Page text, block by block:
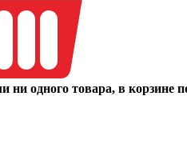
одного товара, в корзине